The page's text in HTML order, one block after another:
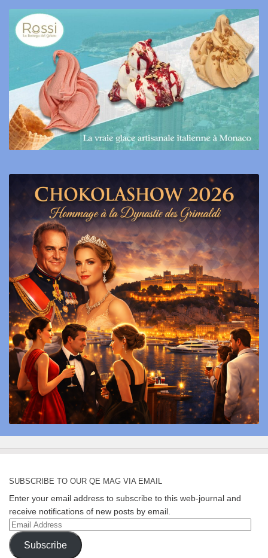
SUBSCRIBE TO OUR QE MAG VIA EMAIL
Enter your email address to subscribe to this web-journal and
receive notifications of new posts by email.
Email
Address
Subscribe